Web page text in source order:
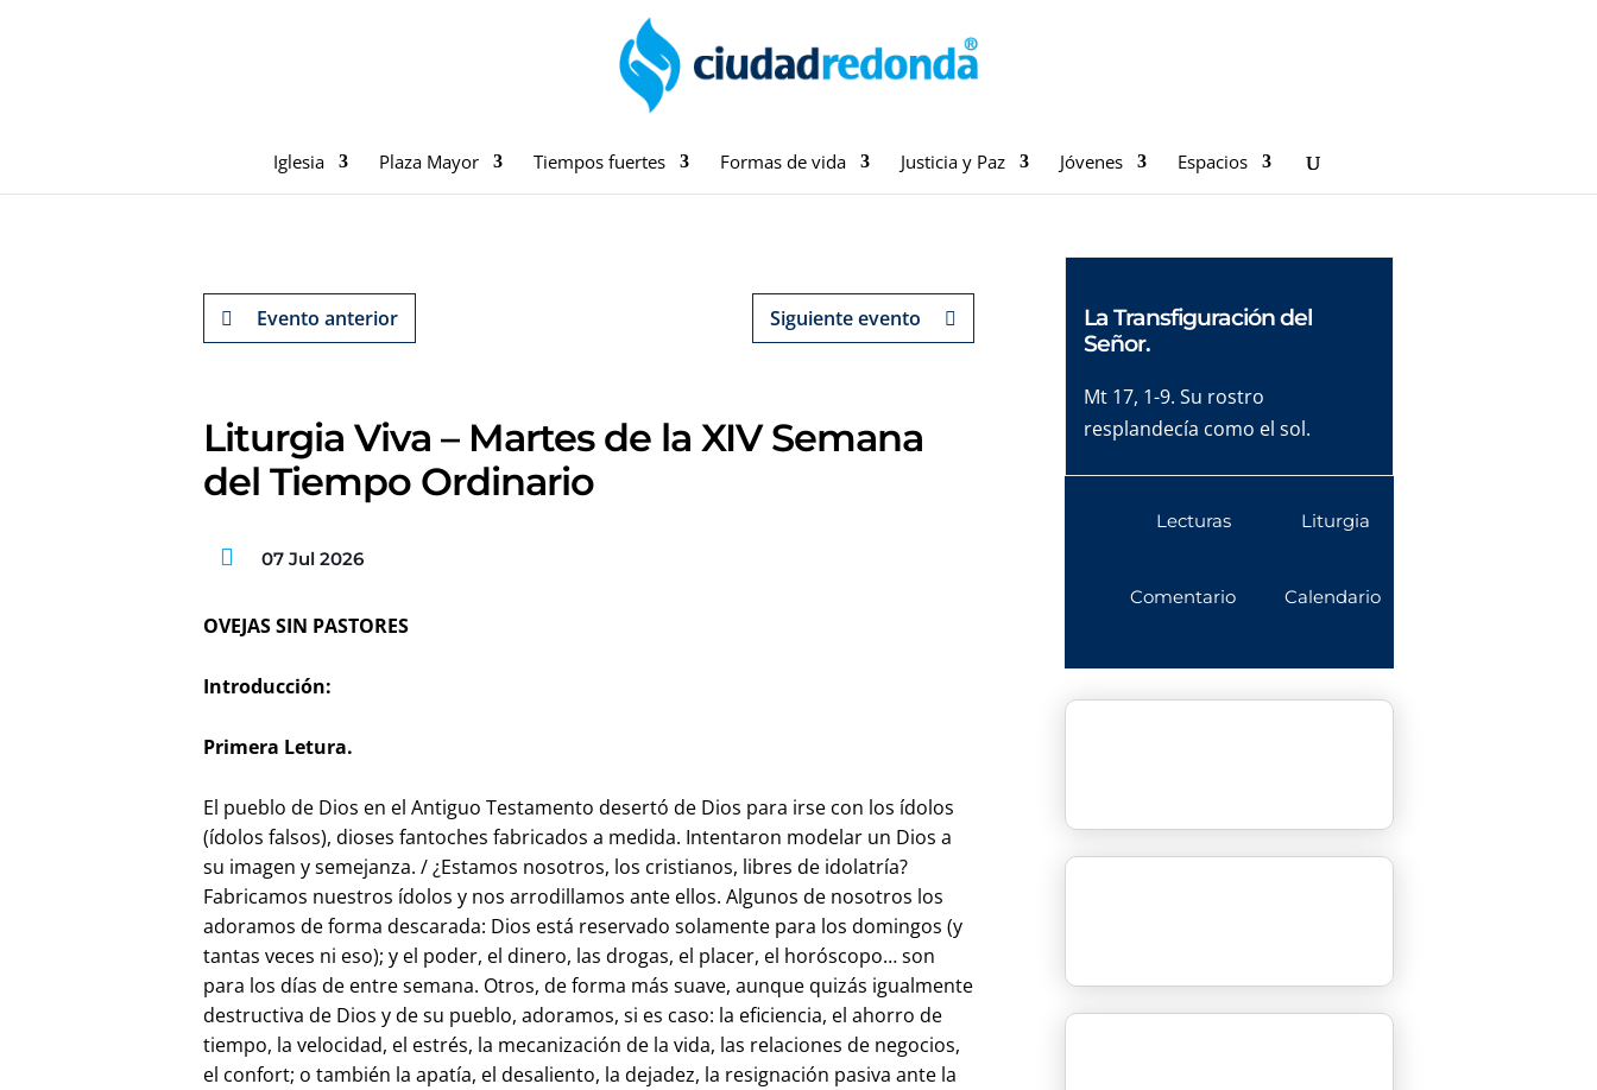
Iglesia Plaza Mayor Tiempos fuertes Formas de vida Justicia y Paz Jóvenes Espacios
Evento anterior Siguiente evento
Liturgia Viva – Martes de la XIV Semana
del Tiempo Ordinario
07 Jul 2026
OVEJAS SIN PASTORES
Introducción:
Primera Letura.
El pueblo de Dios en el Antiguo Testamento desertó de Dios para irse con los ídolos
(ídolos falsos), dioses fantoches fabricados a medida. Intentaron modelar un Dios a
su imagen y semejanza. / ¿Estamos nosotros, los cristianos, libres de idolatría?
Fabricamos nuestros ídolos y nos arrodillamos ante ellos. Algunos de nosotros los
adoramos de forma descarada: Dios está reservado solamente para los domingos (y
tantas veces ni eso); y el poder, el dinero, las drogas, el placer, el horóscopo… son
para los días de entre semana. Otros, de forma más suave, aunque quizás igualmente
destructiva de Dios y de su pueblo, adoramos, si es caso: la eficiencia, el ahorro de
tiempo, la velocidad, el estrés, la mecanización de la vida, las relaciones de negocios,
el confort; o también la apatía, el desaliento, la dejadez, la resignación pasiva ante la
La Transfiguración del
Señor.
Mt 17, 1-9. Su rostro
resplandecía como el sol.
Lecturas
Comentario
Liturgia
Calendario